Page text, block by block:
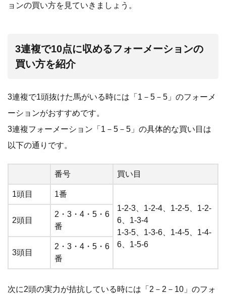
ョンの買い方を見ていきましょう。
3連複で10点に収めるフォーメーションの
買い方を紹介
3連複で1頭抜けた馬がいる時には「1－5－5」のフォーメ
ーションがおすすめです。
3連複フォーメーション「1－5－5」の具体的な買い目は
以下の通りです。
番号 買い目
1頭目
1番
1-2-3、1-2-4、1-2-5、1-2-
6、1-3-4
1-3-5、1-3-6、1-4-5、1-4-
6、1-5-6
2頭目
2・3・4・5・6
番
3頭目
2・3・4・5・6
番
次に2頭の実力が拮抗している時には「2－2－10」のフォ